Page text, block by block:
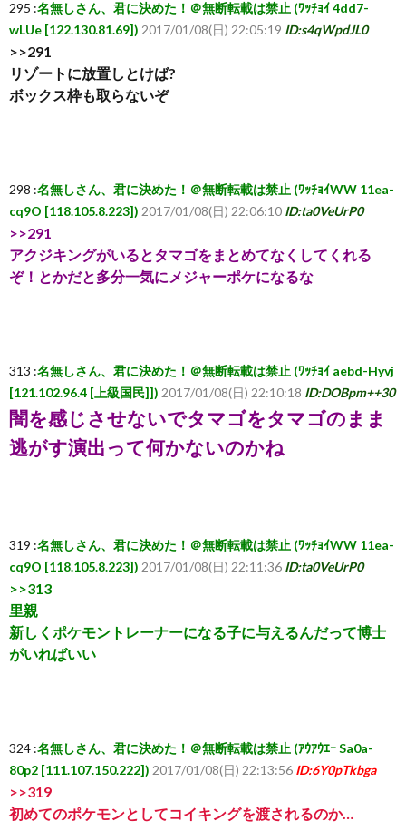
295 :名無しさん、君に決めた！＠無断転載は禁止 (ﾜｯﾁｮｲ 4dd7-
wLUe [122.130.81.69]) 2017/01/08(日) 22:05:19 ID:s4qWpdJL0
>>291
リゾートに放置しとけば?
ボックス枠も取らないぞ
298 :名無しさん、君に決めた！＠無断転載は禁止 (ﾜｯﾁｮｲWW 11ea-
cq9O [118.105.8.223]) 2017/01/08(日) 22:06:10 ID:ta0VeUrP0
>>291
アクジキングがいるとタマゴをまとめてなくしてくれる
ぞ！とかだと多分一気にメジャーポケになるな
313 :名無しさん、君に決めた！＠無断転載は禁止 (ﾜｯﾁｮｲ aebd-Hyvj
[121.102.96.4 [上級国民]]) 2017/01/08(日) 22:10:18 ID:DOBpm++30
闇を感じさせないでタマゴをタマゴのまま
逃がす演出って何かないのかね
319 :名無しさん、君に決めた！＠無断転載は禁止 (ﾜｯﾁｮｲWW 11ea-
cq9O [118.105.8.223]) 2017/01/08(日) 22:11:36 ID:ta0VeUrP0
>>313
里親
新しくポケモントレーナーになる子に与えるんだって博士
がいればいい
324 :名無しさん、君に決めた！＠無断転載は禁止 (ｱｳｱｳｴｰ Sa0a-
80p2 [111.107.150.222]) 2017/01/08(日) 22:13:56 ID:6Y0pTkbga
>>319
初めてのポケモンとしてコイキングを渡されるのか…